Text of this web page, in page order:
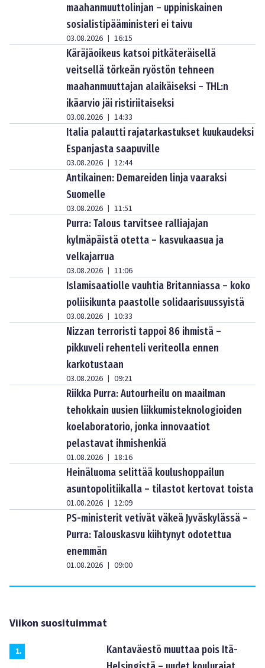
maahanmuuttolinjan – uppiniskainen
sosialistipääministeri ei taivu
03.08.2026 | 16:15
Käräjäoikeus katsoi pitkäteräisellä
veitsellä törkeän ryöstön tehneen
maahanmuuttajan alaikäiseksi – THL:n
ikäarvio jäi ristiriitaiseksi
03.08.2026 | 14:33
Italia palautti rajatarkastukset kuukaudeksi
Espanjasta saapuville
03.08.2026 | 12:44
Antikainen: Demareiden linja vaaraksi
Suomelle
03.08.2026 | 11:51
Purra: Talous tarvitsee ralliajajan
kylmäpäistä otetta – kasvukaasua ja
velkajarrua
03.08.2026 | 11:06
Islamisaatiolle vauhtia Britanniassa – koko
poliisikunta paastolle solidaarisuussyistä
03.08.2026 | 10:33
Nizzan terroristi tappoi 86 ihmistä –
pikkuveli rehenteli veriteolla ennen
karkotustaan
03.08.2026 | 09:21
Riikka Purra: Autourheilu on maailman
tehokkain uusien liikkumisteknologioiden
koelaboratorio, jonka innovaatiot
pelastavat ihmishenkiä
01.08.2026 | 18:16
Heinäluoma selittää koulushoppailun
asuntopolitiikalla – tilastot kertovat toista
01.08.2026 | 12:09
PS-ministerit vetivät väkeä Jyväskylässä –
Purra: Talouskasvu kiihtynyt odotettua
enemmän
01.08.2026 | 09:00
Viikon suosituimmat
1.
Kantaväestö muuttaa pois Itä-